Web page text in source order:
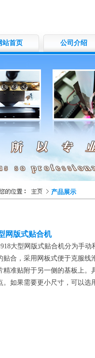
站首页 公司介绍
产品展示
网版式贴合机
大型网版式贴合机分为手
贴合，采用网板式便于克服线
精准贴附于另一侧的基板上。
。如果需要更小尺寸，可以选